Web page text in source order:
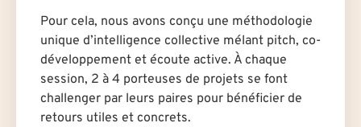
Pour cela, nous avons conçu une méthodologie
unique d’intelligence collective mélant pitch, co-
développement et écoute active. À chaque
session, 2 à 4 porteuses de projets se font
challenger par leurs paires pour bénéficier de
retours utiles et concrets.